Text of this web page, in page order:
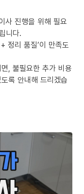
사 진행을 위해 필요
니다.
정리 품질’이 만족도
, 불필요한 추가 비용
록 안내해 드리겠습